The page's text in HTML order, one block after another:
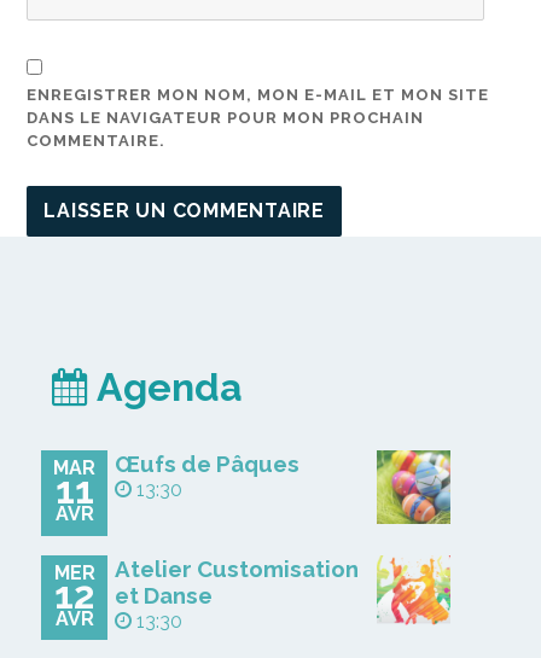
ENREGISTRER MON NOM, MON E-MAIL ET MON SITE
DANS LE NAVIGATEUR POUR MON PROCHAIN
COMMENTAIRE.
Agenda
MAR
11
AVR
Œufs de Pâques
13:30
MER
12
AVR
Atelier Customisation
et Danse
13:30